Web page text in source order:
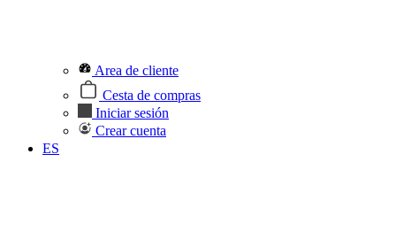
Area de cliente
Cesta de compras
Iniciar sesión
Crear cuenta
ES